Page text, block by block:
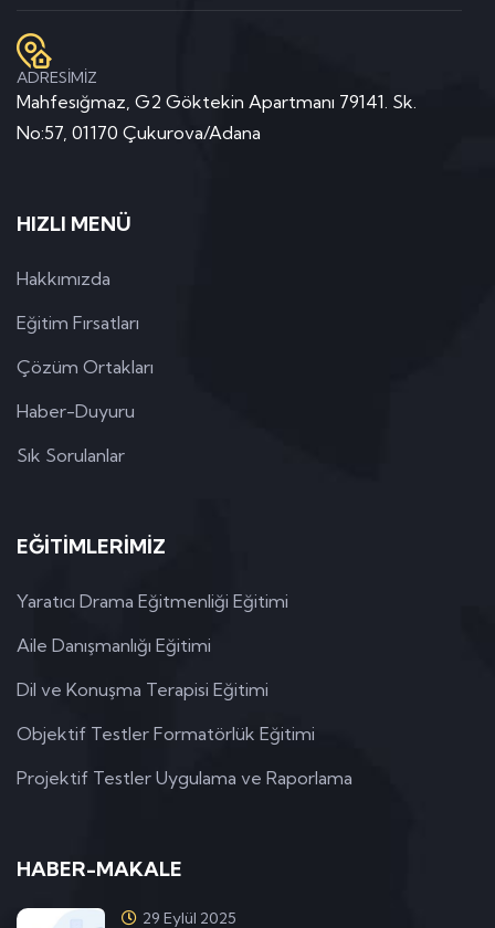
ADRESİMİZ
Mahfesığmaz, G2 Göktekin Apartmanı 79141. Sk.
No:57, 01170 Çukurova/Adana
HIZLI MENÜ
Hakkımızda
Eğitim Fırsatları
Çözüm Ortakları
Haber-Duyuru
Sık Sorulanlar
EĞİTİMLERİMİZ
Yaratıcı Drama Eğitmenliği Eğitimi
Aile Danışmanlığı Eğitimi
Dil ve Konuşma Terapisi Eğitimi
Objektif Testler Formatörlük Eğitimi
Projektif Testler Uygulama ve Raporlama
HABER-MAKALE
29 Eylül 2025